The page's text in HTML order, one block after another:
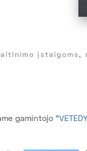
įstaigoms,
gamintojo "